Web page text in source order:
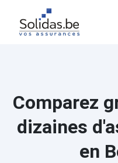
Comparez
dizaines
en